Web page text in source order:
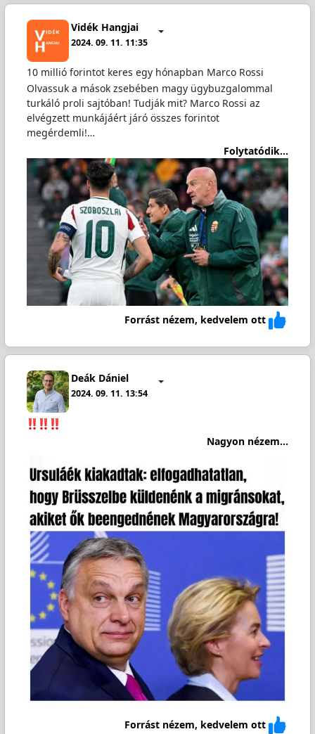
Vidék Hangjai
2024. 09. 11. 11:35
10 millió forintot keres egy hónapban Marco Rossi
Olvassuk a mások zsebében magy ügybuzgalommal
turkáló proli sajtóban! Tudják mit? Marco Rossi az
elvégzett munkájáért járó összes forintot
megérdemli!…
Folytatódik...
Forrást nézem, kedvelem ott
Deák Dániel
2024. 09. 11. 13:54
Nagyon nézem...
Forrást nézem, kedvelem ott